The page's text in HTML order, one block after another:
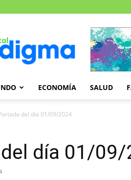
Paradigma
ECONOMÍA SALUD
del día 01/09/2024
día 01/09/